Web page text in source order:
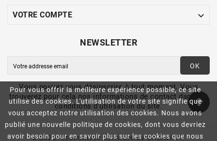
Pour vous offrir la meilleure expérience possible, ce site
utilise des cookies. L'utilisation de votre site signifie que
vous acceptez notre utilisation des cookies. Nous avons
publié une nouvelle politique de cookies, dont vous devriez
avoir besoin pour en savoir plus sur les cookies que nous
VOTRE COMPTE 
NEWSLETTER
OK
Vous pouvez vous désinscrire à tout moment. Vous
trouverez pour cela nos informations de contact dans les
conditions d'utilisation du site.
© 2022- Ecommerce Software By CASAVITA™